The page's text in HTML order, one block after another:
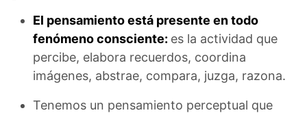
El pensamiento está presente en todo
fenómeno consciente: es la actividad que
percibe, elabora recuerdos, coordina
imágenes, abstrae, compara, juzga, razona.
Tenemos un pensamiento perceptual que